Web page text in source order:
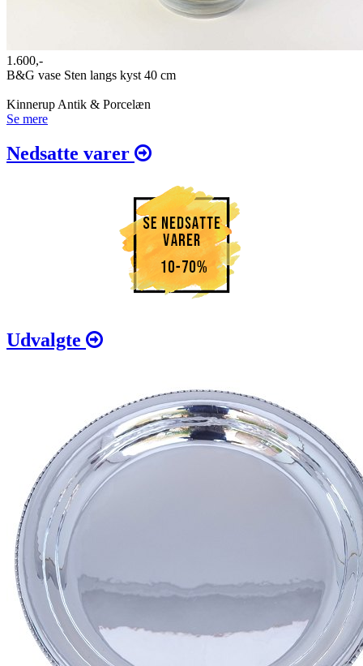
1.600,-
B&G vase Sten langs kyst 40 cm
Kinnerup Antik & Porcelæn
Se mere
Nedsatte varer
Udvalgte